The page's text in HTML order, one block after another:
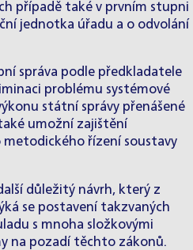
případě také v prvním stupni
jednotka úřadu a o odvolání
správa podle předkladatele
problému systémové
státní správy přenášené
umožní zajištění
řízení soustavy
důležitý návrh, který z
se postavení takzvaných
s mnoha složkovými
na pozadí těchto zákonů.